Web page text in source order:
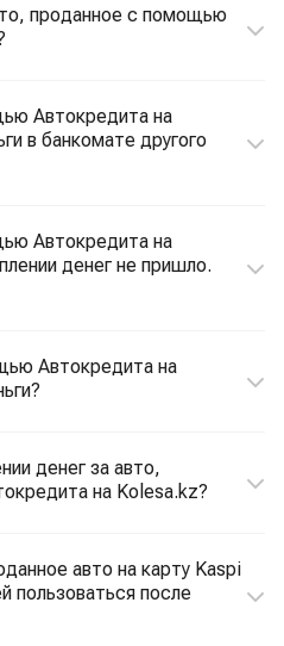
проданное с помощью
Автокредита на
в банкомате другого
Автокредита на
денег не пришло.
Автокредита на
денег за авто,
на Kolesa.kz?
авто на карту Kaspi
пользоваться после